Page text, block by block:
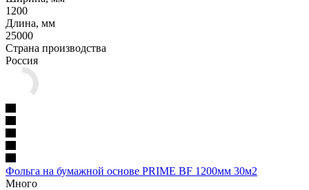
1200
Длина, мм
25000
Страна производства
Россия
Фольга на бумажной основе PRIME BF 1200мм 30м2
Много